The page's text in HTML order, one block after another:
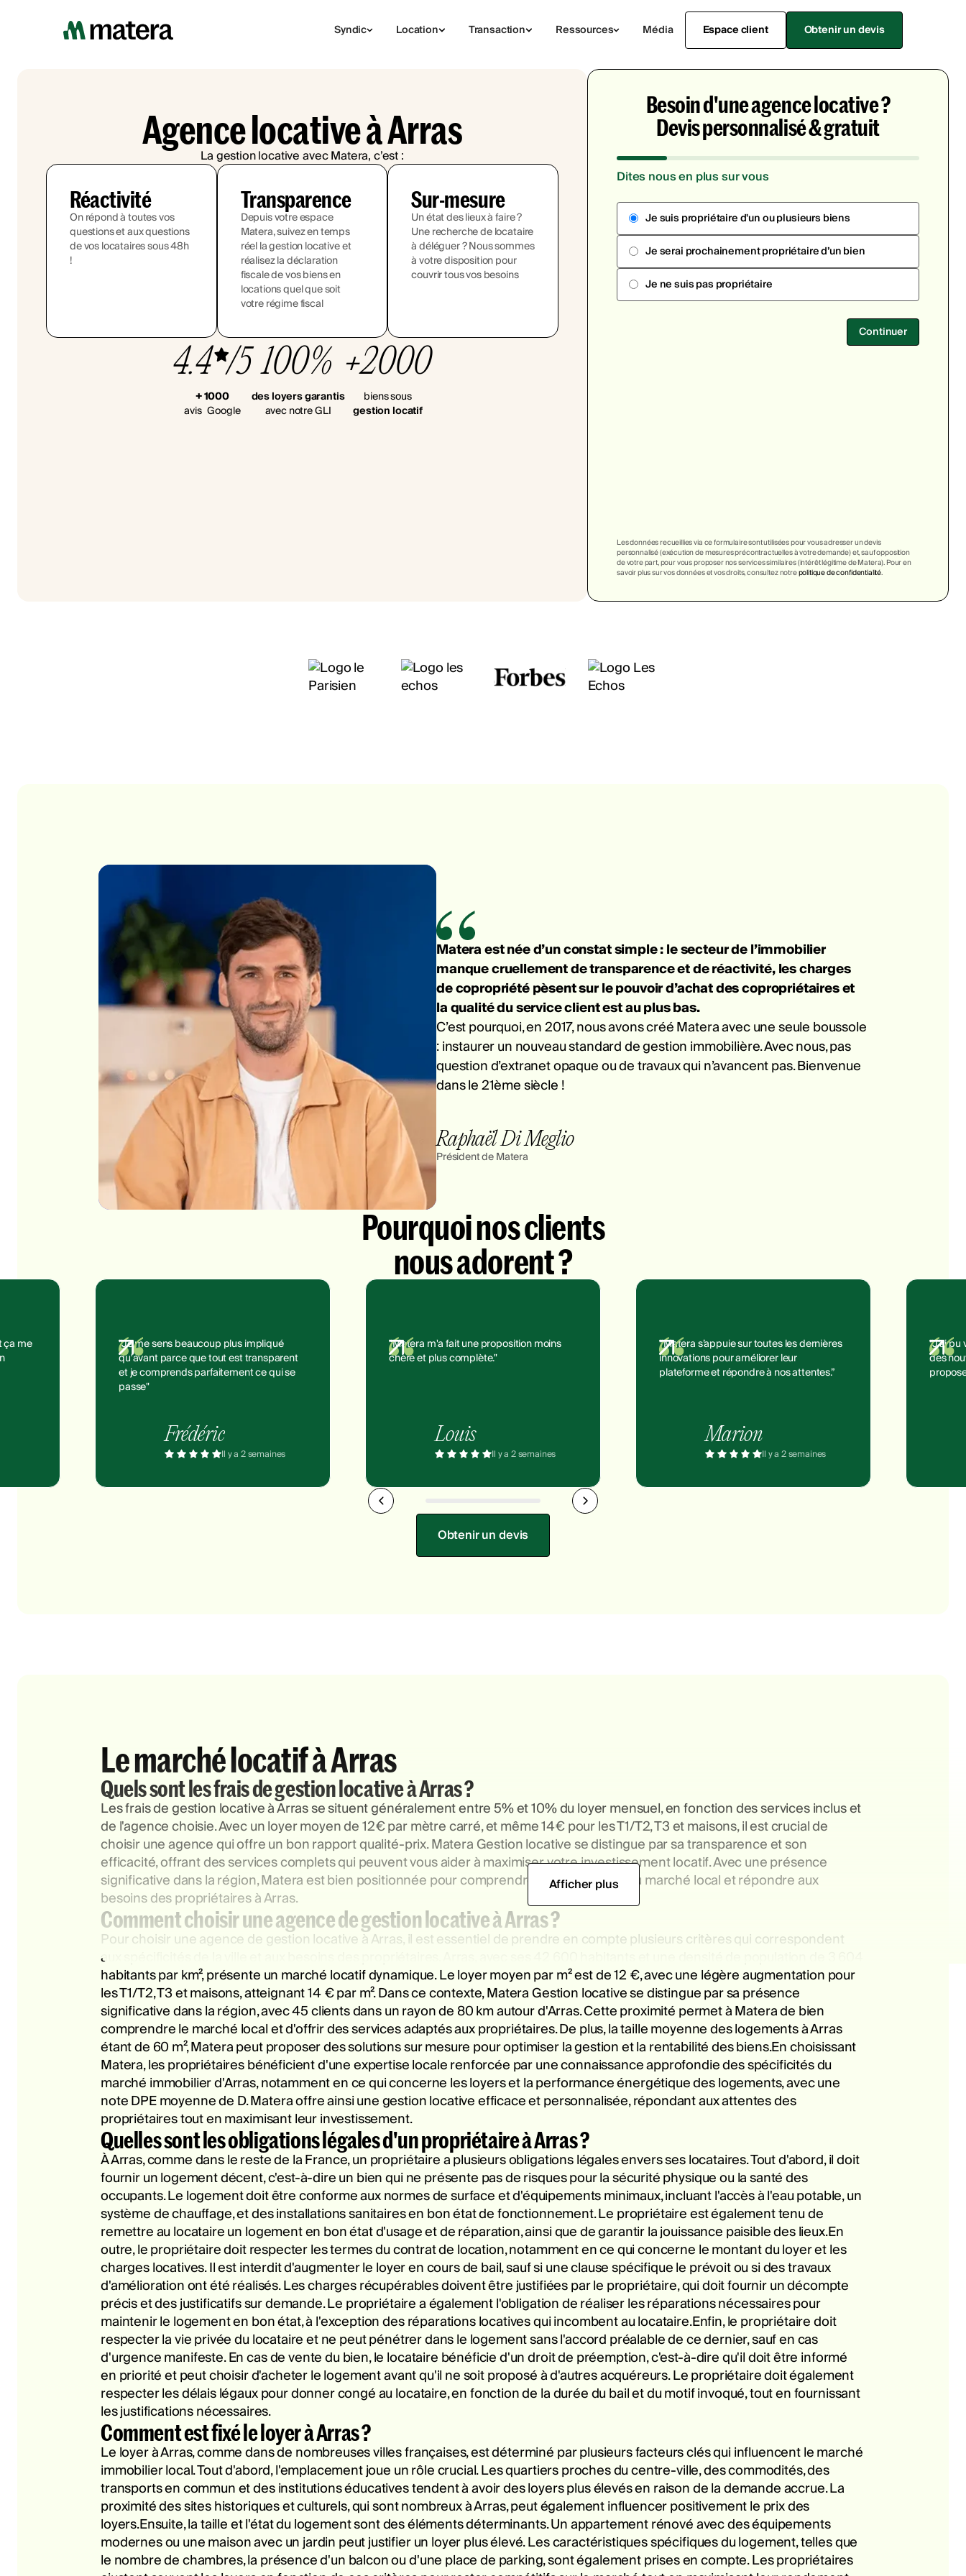
Syndic Location Transaction Ressources Média Espace client Obtenir un devis
Agence locative à Arras
La gestion locative avec Matera, c’est :
Réactivité
On répond à toutes vos
questions et aux questions
de vos locataires sous 48h
!
Transparence
Depuis votre espace
Matera, suivez en temps
réel la gestion locative et
réalisez la déclaration
fiscale de vos biens en
locations quel que soit
votre régime fiscal
Sur-mesure
Un état des lieux à faire ?
Une recherche de locataire
à déléguer ? Nous sommes
à votre disposition pour
couvrir tous vos besoins
4.4 /5
+ 1000
avis Google
100%
des loyers garantis
avec notre GLI
+2000
biens sous
gestion locatif
Besoin d'une agence locative ?
Devis personnalisé & gratuit
Dites nous en plus sur vous
Je suis propriétaire d'un ou plusieurs biens
Je serai prochainement propriétaire d’un bien
Je ne suis pas propriétaire
Continuer
Les données recueillies via ce formulaire sont utilisées pour vous adresser un devis
personnalisé (exécution de mesures précontractuelles à votre demande) et, sauf opposition
de votre part, pour vous proposer nos services similaires (intérêt légitime de Matera). Pour en
savoir plus sur vos données et vos droits, consultez notrepolitique de confidentialité.
Matera est née d’un constat simple : le secteur de l’immobilier
manque cruellement de transparence et de réactivité, les charges
de copropriété pèsent sur le pouvoir d’achat des copropriétaires et
la qualité du service client est au plus bas.
C’est pourquoi, en 2017, nous avons créé Matera avec une seule boussole
: instaurer un nouveau standard de gestion immobilière. Avec nous, pas
question d’extranet opaque ou de travaux qui n’avancent pas. Bienvenue
dans le 21ème siècle !
Raphaël Di Meglio
Président de Matera
Pourquoi nos clients
nous adorent ?
ça me
"Je me sens beaucoup plus impliqué
qu'avant parce que tout est transparent
et je comprends parfaitement ce qui se
passe"
Frédéric
Il y a 2 semaines
"Matera m'a fait une proposition moins
chère et plus complète."
Louis
Il y a 2 semaines
“Matera s’appuie sur toutes les dernières
innovations pour améliorer leur
plateforme et répondre à nos attentes.”
Marion
Il y a 2 semaines
“J’ai
des
Obtenir un devis
Le marché locatif à Arras
Quels sont les frais de gestion locative à Arras ?
Les frais de gestion locative à Arras se situent généralement entre 5% et 10% du loyer mensuel, en fonction des services inclus et
de l'agence choisie. Avec un loyer moyen de 12€ par mètre carré, et même 14€ pour les T1/T2, T3 et maisons, il est crucial de
choisir une agence qui offre un bon rapport qualité-prix. Matera Gestion locative se distingue par sa transparence et son
efficacité, offrant des services complets qui peuvent vous aider à maximiser votre investissement locatif. Avec une présence
significative dans la région, Matera est bien positionnée pour comprendre les spécificités du marché local et répondre aux
besoins des propriétaires à Arras.
Comment choisir une agence de gestion locative à Arras ?
Pour choisir une agence de gestion locative à Arras, il est essentiel de prendre en compte plusieurs critères qui correspondent
aux spécificités de la ville et aux besoins des propriétaires. Arras, avec ses 42 600 habitants et une densité de population de 3 604
habitants par km², présente un marché locatif dynamique. Le loyer moyen par m² est de 12 €, avec une légère augmentation pour
les T1/T2, T3 et maisons, atteignant 14 € par m². Dans ce contexte, Matera Gestion locative se distingue par sa présence
significative dans la région, avec 45 clients dans un rayon de 80 km autour d'Arras. Cette proximité permet à Matera de bien
comprendre le marché local et d'offrir des services adaptés aux propriétaires. De plus, la taille moyenne des logements à Arras
étant de 60 m², Matera peut proposer des solutions sur mesure pour optimiser la gestion et la rentabilité des biens.En choisissant
Matera, les propriétaires bénéficient d'une expertise locale renforcée par une connaissance approfondie des spécificités du
marché immobilier d'Arras, notamment en ce qui concerne les loyers et la performance énergétique des logements, avec une
note DPE moyenne de D. Matera offre ainsi une gestion locative efficace et personnalisée, répondant aux attentes des
propriétaires tout en maximisant leur investissement.
Quelles sont les obligations légales d'un propriétaire à Arras ?
À Arras, comme dans le reste de la France, un propriétaire a plusieurs obligations légales envers ses locataires. Tout d'abord, il doit
fournir un logement décent, c'est-à-dire un bien qui ne présente pas de risques pour la sécurité physique ou la santé des
occupants. Le logement doit être conforme aux normes de surface et d'équipements minimaux, incluant l'accès à l'eau potable, un
système de chauffage, et des installations sanitaires en bon état de fonctionnement. Le propriétaire est également tenu de
remettre au locataire un logement en bon état d'usage et de réparation, ainsi que de garantir la jouissance paisible des lieux.En
outre, le propriétaire doit respecter les termes du contrat de location, notamment en ce qui concerne le montant du loyer et les
charges locatives. Il est interdit d'augmenter le loyer en cours de bail, sauf si une clause spécifique le prévoit ou si des travaux
d'amélioration ont été réalisés. Les charges récupérables doivent être justifiées par le propriétaire, qui doit fournir un décompte
précis et des justificatifs sur demande. Le propriétaire a également l'obligation de réaliser les réparations nécessaires pour
maintenir le logement en bon état, à l'exception des réparations locatives qui incombent au locataire.Enfin, le propriétaire doit
respecter la vie privée du locataire et ne peut pénétrer dans le logement sans l'accord préalable de ce dernier, sauf en cas
d'urgence manifeste. En cas de vente du bien, le locataire bénéficie d'un droit de préemption, c'est-à-dire qu'il doit être informé
en priorité et peut choisir d'acheter le logement avant qu'il ne soit proposé à d'autres acquéreurs. Le propriétaire doit également
respecter les délais légaux pour donner congé au locataire, en fonction de la durée du bail et du motif invoqué, tout en fournissant
les justifications nécessaires.
Comment est fixé le loyer à Arras ?
Le loyer à Arras, comme dans de nombreuses villes françaises, est déterminé par plusieurs facteurs clés qui influencent le marché
immobilier local. Tout d'abord, l'emplacement joue un rôle crucial. Les quartiers proches du centre-ville, des commodités, des
transports en commun et des institutions éducatives tendent à avoir des loyers plus élevés en raison de la demande accrue. La
proximité des sites historiques et culturels, qui sont nombreux à Arras, peut également influencer positivement le prix des
loyers.Ensuite, la taille et l'état du logement sont des éléments déterminants. Un appartement rénové avec des équipements
modernes ou une maison avec un jardin peut justifier un loyer plus élevé. Les caractéristiques spécifiques du logement, telles que
le nombre de chambres, la présence d'un balcon ou d'une place de parking, sont également prises en compte. Les propriétaires
Afficher plus